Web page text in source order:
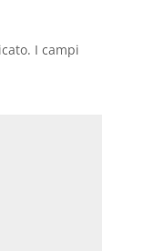
I campi